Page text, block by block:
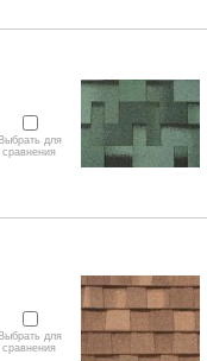
Выбрать для
сравнения
Выбрать для
сравнения